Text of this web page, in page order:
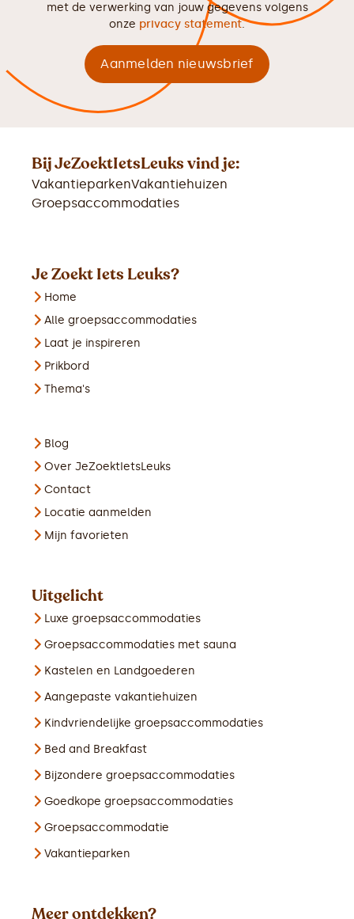
met de verwerking van jouw gegevens volgens
onze privacy statement.
Bij JeZoektIetsLeuks vind je:
VakantieparkenVakantiehuizen
Groepsaccommodaties
Je Zoekt Iets Leuks?
Home
Alle groepsaccommodaties
Laat je inspireren
Prikbord
Thema's
Blog
Over JeZoektIetsLeuks
Contact
Locatie aanmelden
Mijn favorieten
Uitgelicht
Luxe groepsaccommodaties
Groepsaccommodaties met sauna
Kastelen en Landgoederen
Aangepaste vakantiehuizen
Kindvriendelijke groepsaccommodaties
Bed and Breakfast
Bijzondere groepsaccommodaties
Goedkope groepsaccommodaties
Groepsaccommodatie
Vakantieparken
Meer ontdekken?